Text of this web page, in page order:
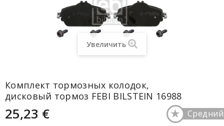
Увеличить
Комплект тормозных колодок,
дисковый тормоз FEBI BILSTEIN 16988
25,23 € Средний
★